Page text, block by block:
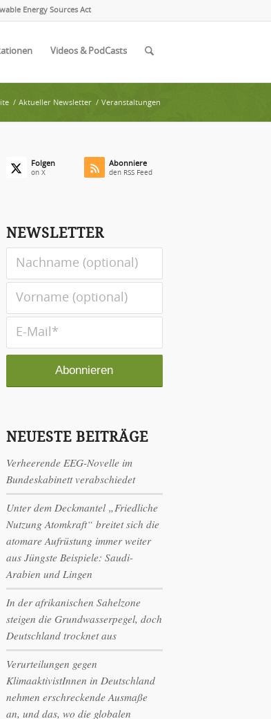
Energy Sources Act
Videos & PodCasts
/ Aktueller Newsletter / Veranstaltungen
Folgen
on X
Abonniere
den RSS Feed
NEWSLETTER
NEUESTE BEITRÄGE
Verheerende EEG-Novelle im
Bundeskabinett verabschiedet
Unter dem Deckmantel „Friedliche
Nutzung Atomkraft“ breitet sich die
atomare Aufrüstung immer weiter
aus Jüngste Beispiele: Saudi-
Arabien und Lingen
In der afrikanischen Sahelzone
steigen die Grundwasserpegel, doch
Deutschland trocknet aus
Verurteilungen gegen
KlimaaktivistInnen in Deutschland
nehmen erschreckende Ausmaße
an, und das, wo die globalen